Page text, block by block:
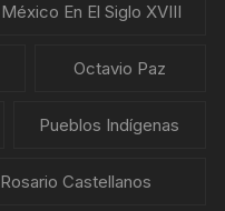
México En El Siglo XVIII
Octavio Paz
Pueblos Indígenas
Rosario Castellanos